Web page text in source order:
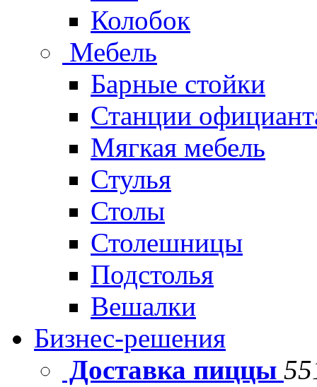
Колобок
Мебель
Барные стойки
Станции
Мягкая мебель
Стулья
Столы
Столешницы
Подстолья
Вешалки
Бизнес-решения
Доставка пиццы